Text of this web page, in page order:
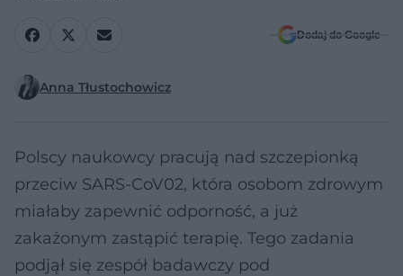
Dodaj do Google
Anna Tłustochowicz
Polscy naukowcy pracują nad szczepionką
przeciw SARS-CoV02, która osobom zdrowym
miałaby zapewnić odporność, a już
zakażonym zastąpić terapię. Tego zadania
podjął się zespół badawczy pod